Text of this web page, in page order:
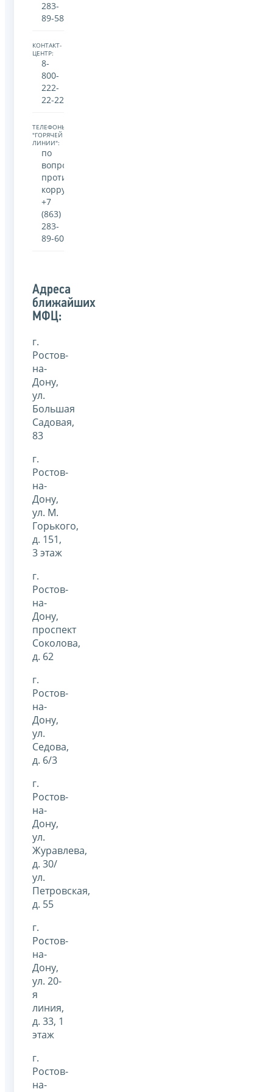
283-
89-58
КОНТАКТ-
ЦЕНТР:
8-
800-
222-
22-22
ТЕЛЕФОНЫ
"ГОРЯЧЕЙ
ЛИНИИ":
по
вопросам
противодействия
коррупции
+7
(863)
283-
89-60
Адреса
ближайших
МФЦ:
г.
Ростов-
на-
Дону,
ул.
Большая
Садовая,
83
г.
Ростов-
на-
Дону,
ул. М.
Горького,
д. 151,
3 этаж
г.
Ростов-
на-
Дону,
проспект
Соколова,
д. 62
г.
Ростов-
на-
Дону,
ул.
Седова,
д. 6/3
г.
Ростов-
на-
Дону,
ул.
Журавлева,
д. 30/
ул.
Петровская,
д. 55
г.
Ростов-
на-
Дону,
ул. 20-
я
линия,
д. 33, 1
этаж
г.
Ростов-
на-